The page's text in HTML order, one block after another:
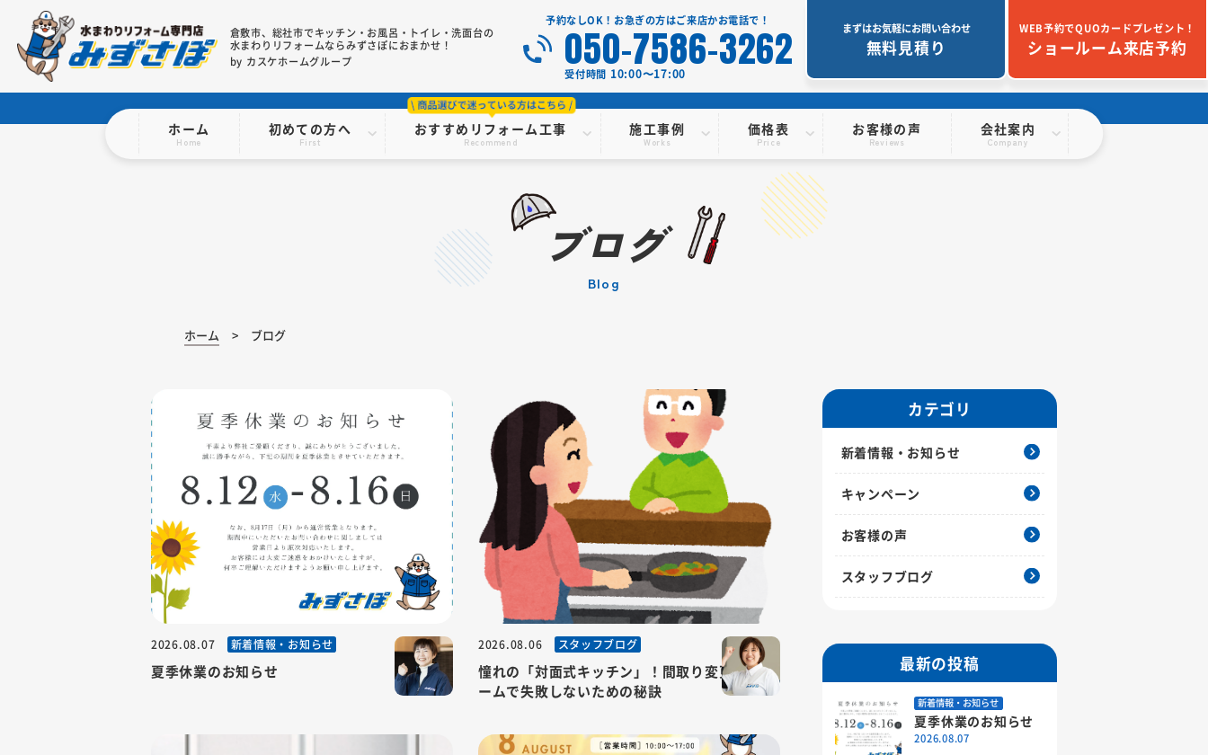
倉敷市、総社市でキッチン・お風呂・トイレ・洗面台の
水まわりリフォームならみずさぽにおまかせ！
by カスケホームグループ
ホーム
Home
初めての方へ
First
おすすめリフォーム工事
Recommend
施工事例
Works
価格表
Price
お客様の声
Reviews
会社案内
Company
予約なしOK！お急ぎの方はご来店かお電話で！
050-7586-3262
受付時間 10:00〜17:00
WEB予約でQUOカードプレゼント！
ショールーム来店予約
まずはお気軽にお問い合わせ
無料見積り
ブログ
blog
ホーム ブログ
2026.08.07 新着情報・お知らせ
夏季休業のお知らせ
2026.08.06 スタッフブログ
憧れの「対面式キッチン」！間取り変更リフォ
ームで失敗しないための秘訣
カテゴリ
新着情報・お知らせ
キャンペーン
お客様の声
スタッフブログ
最新の投稿
新着情報・お知らせ
夏季休業のお知らせ
2026.08.07